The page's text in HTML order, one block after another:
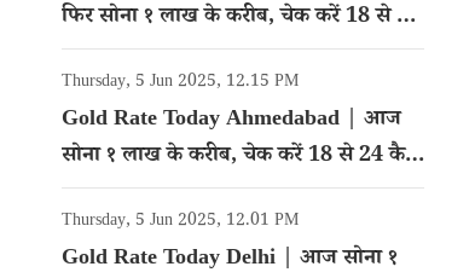
फिर सोना १ लाख के करीब, चेक करें 18 से 24
कैरेट गोल्ड का रेट
Thursday, 5 Jun 2025, 12.15 PM
Gold Rate Today Ahmedabad | आज
सोना १ लाख के करीब, चेक करें 18 से 24 कैरेट
गोल्ड का रेट
Thursday, 5 Jun 2025, 12.01 PM
Gold Rate Today Delhi | आज सोना १